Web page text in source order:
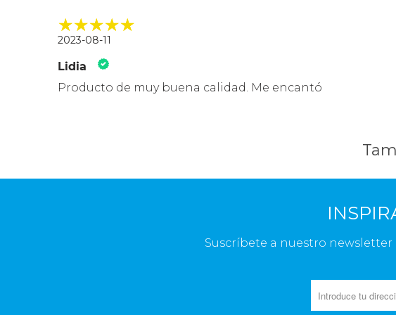
2023-08-11
Lidia
Producto de muy buena calidad. Me encantó
Suscríbete a nuestro